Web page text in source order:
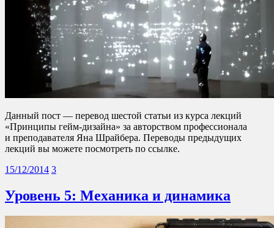
Данный пост — перевод шестой статьи из курса лекций
«Принципы гейм-дизайна» за авторством профессионала
и преподавателя Яна Шрайбера. Переводы предыдущих
лекций вы можете посмотреть по ссылке.
15/12/2014 3
Уровень 5: Механика и динамика